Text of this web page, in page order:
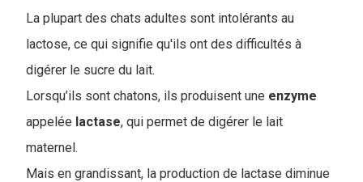
La plupart des chats adultes sont intolérants au
lactose, ce qui signifie qu'ils ont des difficultés à
digérer le sucre du lait.
Lorsqu’ils sont chatons, ils produisent une enzyme
appelée lactase, qui permet de digérer le lait
maternel.
Mais en grandissant, la production de lactase diminue